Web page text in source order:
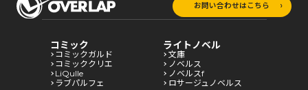
お問い合わせはこちら
コミック
コミックガルド
コミッククリエ
LiQulle
ラブパルフェ
ライトノベル
文庫
ノベルス
ノベルスf
ロサージュノベルス